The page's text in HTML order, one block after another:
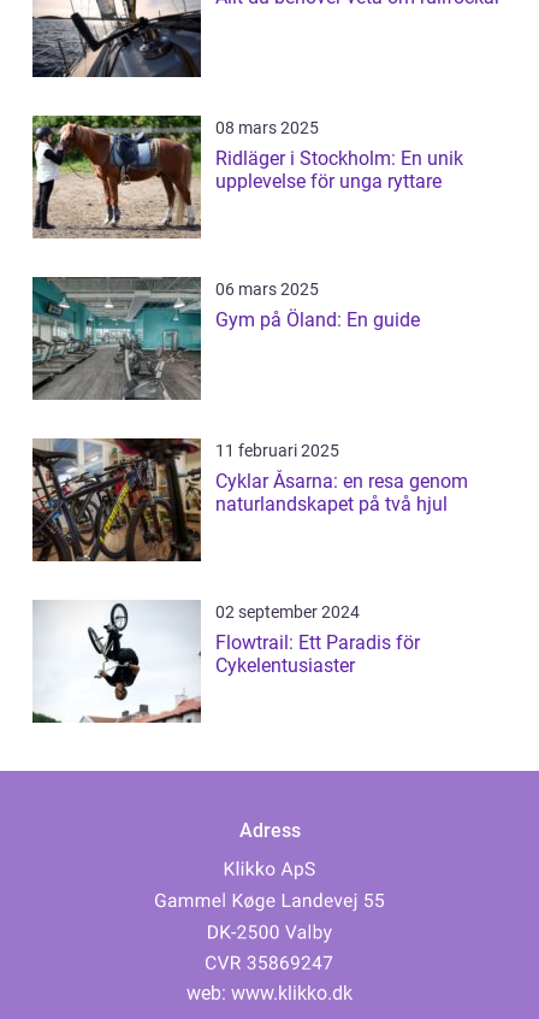
08 mars 2025
Ridläger i Stockholm: En unik
upplevelse för unga ryttare
06 mars 2025
Gym på Öland: En guide
11 februari 2025
Cyklar Åsarna: en resa genom
naturlandskapet på två hjul
02 september 2024
Flowtrail: Ett Paradis för
Cykelentusiaster
Adress
web: www.klikko.dk